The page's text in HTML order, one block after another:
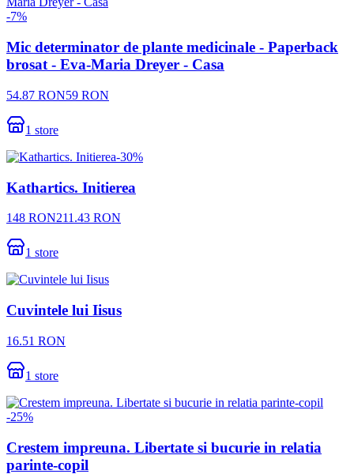
-7%
Mic determinator de plante medicinale - Paperback
brosat - Eva-Maria Dreyer - Casa
54.87 RON59 RON
1 store
-30%
Kathartics. Initierea
148 RON211.43 RON
1 store
Cuvintele lui Iisus
16.51 RON
1 store
-25%
Crestem impreuna. Libertate si bucurie in relatia
parinte-copil